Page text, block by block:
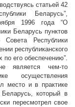
статьей 42
Беларусь”,
1996 года “О
Беларусь пунктов
Республики
республиканского
его обеспечению”.
является чем-то
осуществления
место и в практике
Беларусь, который в
пересмотрел свое